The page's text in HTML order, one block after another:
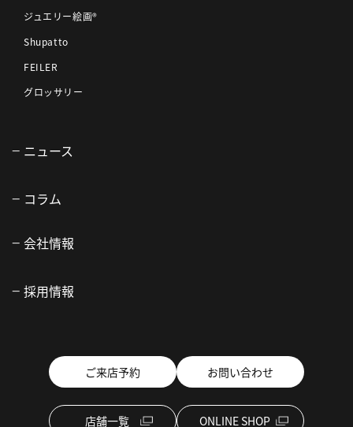
ジュエリー絵画®
Shupatto
FEILER
グロッサリー
ニュース
コラム
会社情報
採用情報
ご来店予約 お問い合わせ
店舗一覧 ONLINE SHOP